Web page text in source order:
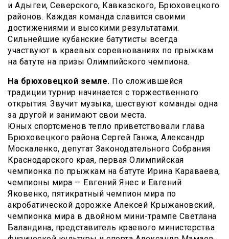
и Адыгеи, Северского, Кавказского, Брюховецкого
районов. Каждая команда славится своими
достижениями и высокими результатами.
Сильнейшие кубанские батутисты всегда
участвуют в краевых соревнованиях по прыжкам
на батуте на призы Олимпийского чемпиона.
На брюховецкой земле. По сложившейся
традиции турнир начинается с торжественного
открытия. Звучит музыка, шествуют команды одна
за другой и занимают свои места.
Юных спортсменов тепло приветствовали глава
Брюховецкого района Сергей Ганжа, Александр
Москаленко, депутат Законодательного Собрания
Краснодарского края, первая Олимпийская
чемпионка по прыжкам на батуте Ирина Караваева,
чемпионы мира — Евгений Янес и Евгений
Яковенко, пятикратный чемпион мира по
акробатической дорожке Алексей Крыжановский,
чемпионка мира в двойном мини-трампе Светлана
Баландина, представитель краевого министерства